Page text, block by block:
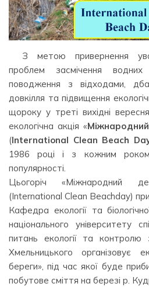
З метою привернення
проблем засмічення водних
поводження з відходами,
довкілля та підвищення
щороку у треті вихідні
екологічна акція «
(International Clean Beach
1986 році і з кожним
популярності.
Цьогоріч «Міжнародний
(International Clean Beachday)
Кафедра екології та
національного університету
питань екології та контролю
Хмельницького організовує
береги», під час якої буде
побутове сміття на березі р.